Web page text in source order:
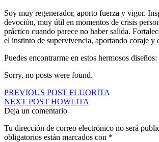
Soy muy regenerador, aporto fuerza y vigor.
devoción, muy útil en momentos de crisis
práctico cuando parece no haber salida.
el instinto de supervivencia, aportando coraje y
Puedes encontrarme en estos hermosos diseños:
Sorry, no posts were found.
Navegación
de
entradas
PREVIOUS POST FLUORITA
NEXT POST HOWLITA
Deja un comentario
Tu dirección de correo electrónico no será
obligatorios están marcados con *